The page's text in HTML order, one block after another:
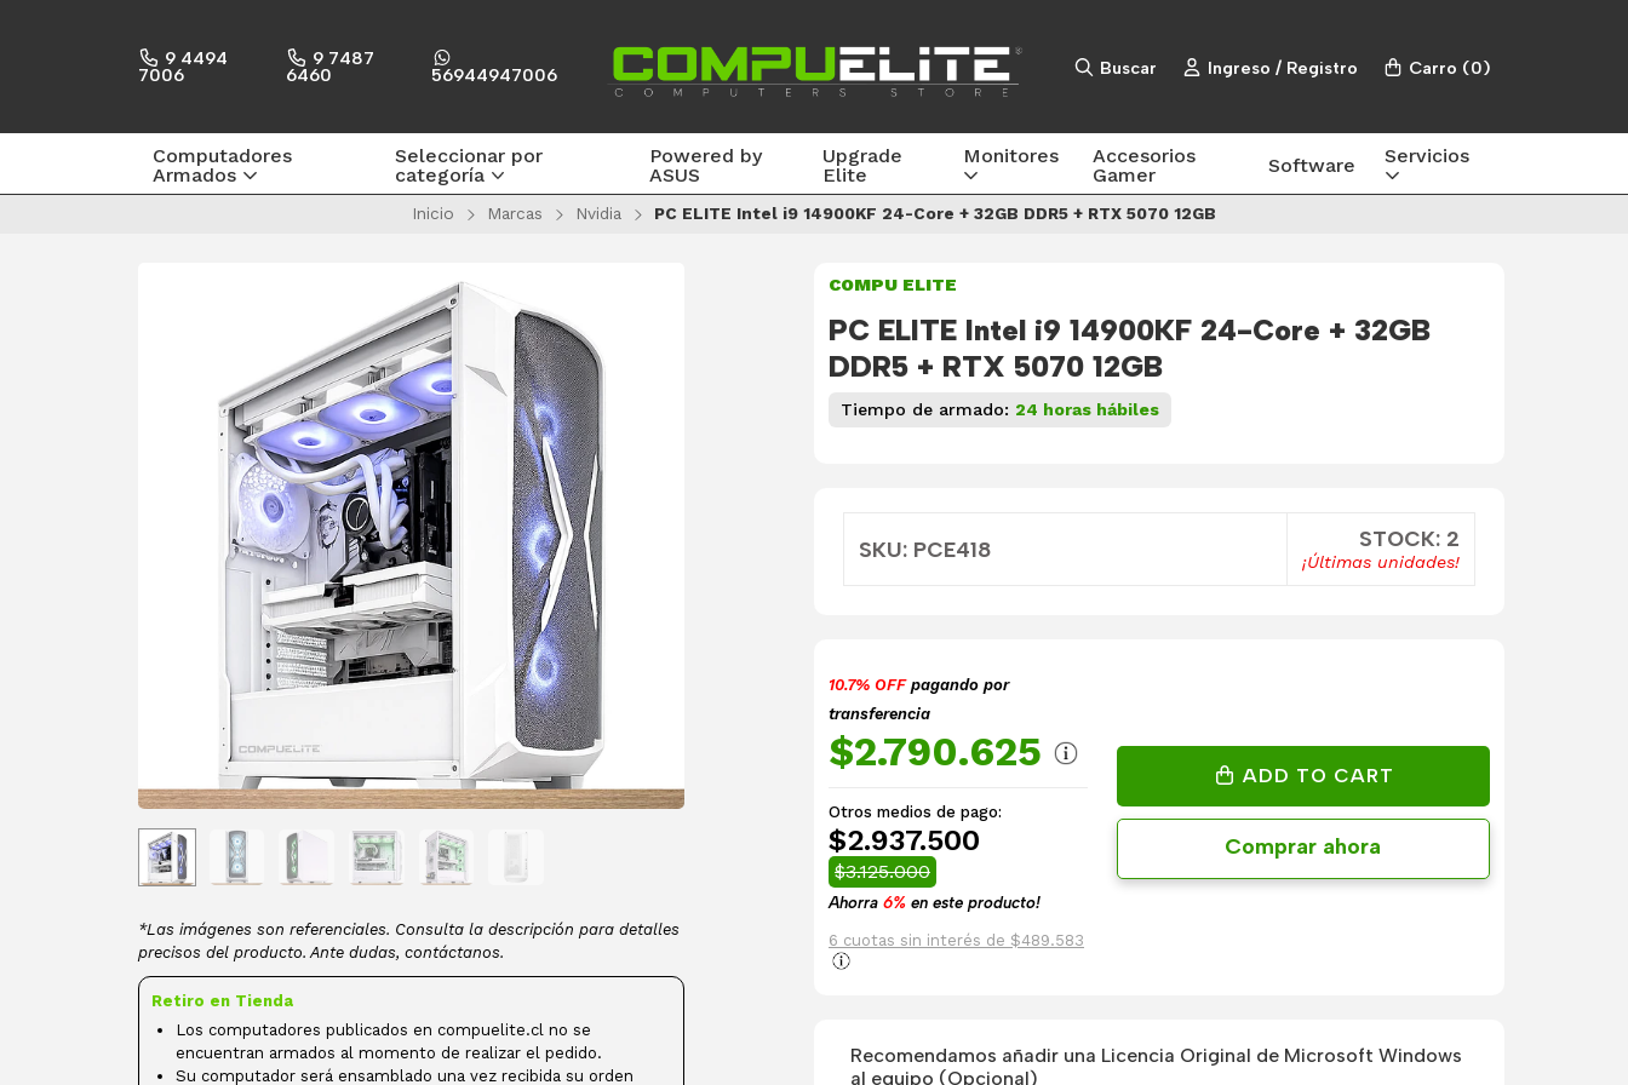
9 4494
7006
9 7487
6460 56944947006 Buscar Ingreso / Registro Carro (0)
Computadores
Armados
Seleccionar por
categoría
Powered by
ASUS
Upgrade
Elite
Monitores
Accesorios
Gamer
Software Servicios
Inicio Marcas Nvidia PC ELITE Intel i9 14900KF 24-Core + 32GB DDR5 + RTX 5070 12GB
*Las imágenes son referenciales. Consulta la descripción para detalles
precisos del producto. Ante dudas, contáctanos.
Retiro en Tienda
Los computadores publicados en compuelite.cl no se
encuentran armados al momento de realizar el pedido.
Su computador será ensamblado una vez recibida su orden
COMPU ELITE
PC ELITE Intel i9 14900KF 24-Core + 32GB
DDR5 + RTX 5070 12GB
Tiempo de armado: 24 horas hábiles
SKU: PCE418 STOCK: 2
¡Últimas unidades!
10.7% OFFpagando por
transferencia
$2.790.625
Otros medios de pago:
$2.937.500
$3.125.000
Ahorra 6% en este producto!
6 cuotas sin interés de $489.583
ADD TO CART
Comprar ahora
Recomendamos añadir una Licencia Original de Microsoft Windows
al equipo (Opcional)